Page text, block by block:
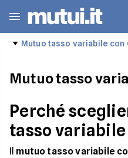
Mutuo tasso variabile con
Mutuo tasso
Perché
tasso variabile
Il mutuo tasso variabile